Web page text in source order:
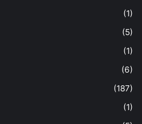
(1)
(5)
(1)
(6)
(187)
(1)